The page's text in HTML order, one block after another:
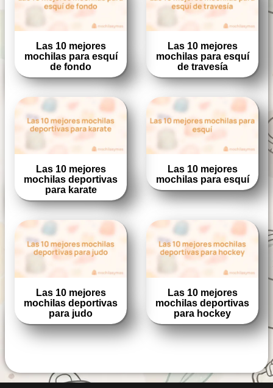
Las 10 mejores
mochilas para esquí
de fondo
Las 10 mejores
mochilas para esquí
de travesía
Las 10 mejores
mochilas deportivas
para karate
Las 10 mejores
mochilas para esquí
Las 10 mejores
mochilas deportivas
para judo
Las 10 mejores
mochilas deportivas
para hockey